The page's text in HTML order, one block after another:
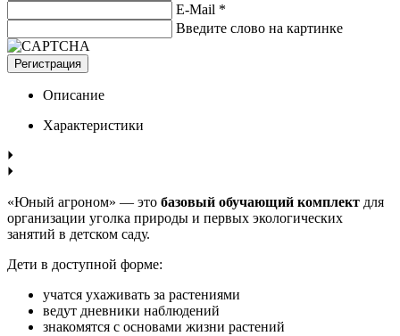
E-Mail *
Введите слово на картинке
Регистрация
Описание
Характеристики
«Юный агроном» — это базовый обучающий комплект для
организации уголка природы и первых экологических
занятий в детском саду.
Дети в доступной форме:
учатся ухаживать за растениями
ведут дневники наблюдений
знакомятся с основами жизни растений